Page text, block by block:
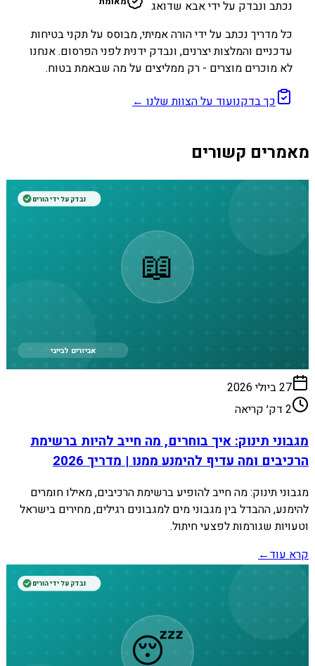
נכתב ונבדק על ידי אבא שדואג
כל מדריך נכתב על ידי הורה אמיתי, מבוסס על תקני בטיחות
עדכניים והמלצות יצרנים, ונבדק ידנית לפני הפרסום. אנחנו
לא מוכרים מוצרים - רק ממליצים על מה שבאמת בטוח.
כך בדקנועוד על הצוות שלנו ←
מאמרים קשורים
📖
אביזרים לבייבי
נבדק על ידי הורים
27 ביולי 2026
2 דק׳ קריאה
מגבוני תינוק: איך בוחרים, מה חייב להיות ברשימת
הרכיבים ומה עדיף להימנע ממנו | מדריך 2026
מגבוני תינוק: מה חייב להופיע ברשימת הרכיבים, מאילו חומרים
להימנע, ההבדל בין מגבוני מים למגבונים רגילים, מחירים בישראל
וטעויות שגורמות לפצעי חיתול.
קרא עוד←
😴
נבדק על ידי הורים